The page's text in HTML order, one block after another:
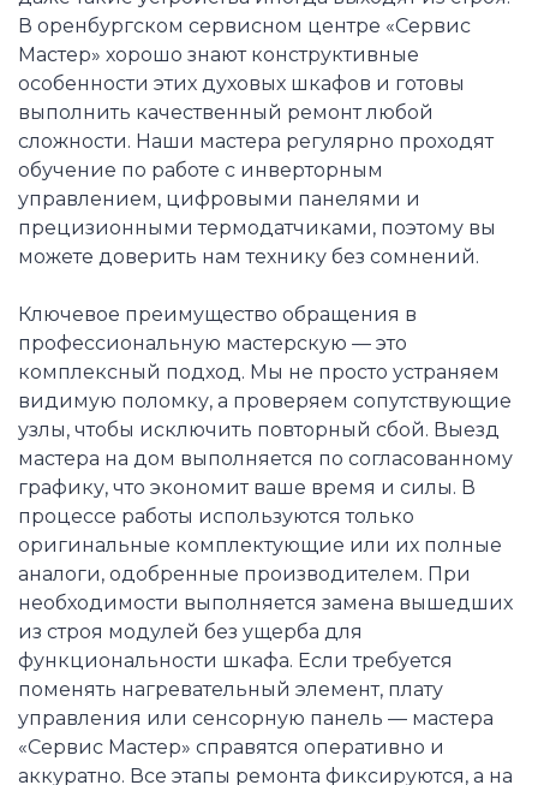
В оренбургском сервисном центре «Сервис
Мастер» хорошо знают конструктивные
особенности этих духовых шкафов и готовы
выполнить качественный ремонт любой
сложности. Наши мастера регулярно проходят
обучение по работе с инверторным
управлением, цифровыми панелями и
прецизионными термодатчиками, поэтому вы
можете доверить нам технику без сомнений.
Ключевое преимущество обращения в
профессиональную мастерскую — это
комплексный подход. Мы не просто устраняем
видимую поломку, а проверяем сопутствующие
узлы, чтобы исключить повторный сбой. Выезд
мастера на дом выполняется по согласованному
графику, что экономит ваше время и силы. В
процессе работы используются только
оригинальные комплектующие или их полные
аналоги, одобренные производителем. При
необходимости выполняется замена вышедших
из строя модулей без ущерба для
функциональности шкафа. Если требуется
поменять нагревательный элемент, плату
управления или сенсорную панель — мастера
«Сервис Мастер» справятся оперативно и
аккуратно. Все этапы ремонта фиксируются, а на